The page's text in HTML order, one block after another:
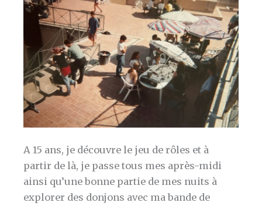
A 15 ans, je découvre le jeu de rôles et à
partir de là, je passe tous mes après-midi
ainsi qu’une bonne partie de mes nuits à
explorer des donjons avec ma bande de